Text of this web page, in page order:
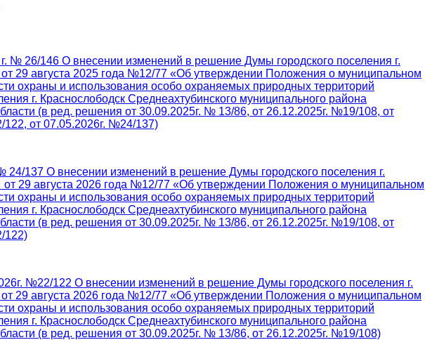
№ 26/146 О внесении изменений в решение Думы городского поселения г.
от 29 августа 2025 года №12/77 «Об утверждении Положения о муниципальном
охраны и использования особо охраняемых природных территорий
г. Краснослободск Среднеахтубинского муниципального района
(в ред. решения от 30.09.2025г. № 13/86, от 26.12.2025г. №19/108, от
122, от 07.05.2026г. №24/137)
24/137 О внесении изменений в решение Думы городского поселения г.
от 29 августа 2026 года №12/77 «Об утверждении Положения о муниципальном
охраны и использования особо охраняемых природных территорий
г. Краснослободск Среднеахтубинского муниципального района
(в ред. решения от 30.09.2025г. № 13/86, от 26.12.2025г. №19/108, от
122)
№22/122 О внесении изменений в решение Думы городского поселения г.
от 29 августа 2026 года №12/77 «Об утверждении Положения о муниципальном
охраны и использования особо охраняемых природных территорий
г. Краснослободск Среднеахтубинского муниципального района
(в ред. решения от 30.09.2025г. № 13/86, от 26.12.2025г. №19/108)